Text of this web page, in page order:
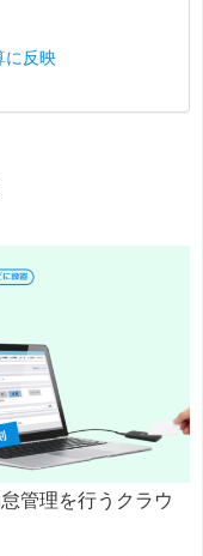
に反映
管理を行うクラウ